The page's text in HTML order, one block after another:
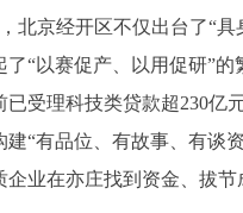
北京经开区不仅出台了“
了“以赛促产、以用促研”
已受理科技类贷款超230亿
建“有品位、有故事、有谈
业在亦庄找到资金、拔节